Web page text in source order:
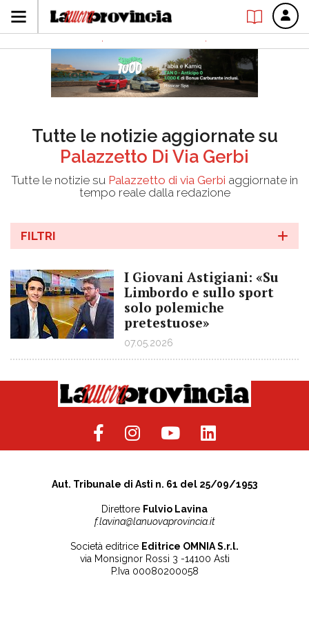
Tutte le notizie aggiornate su
Palazzetto Di Via Gerbi
Tutte le notizie su Palazzetto di via Gerbi aggiornate in
tempo reale dalla redazione
FILTRI
I Giovani Astigiani: «Su
Limbordo e sullo sport
solo polemiche
pretestuose»
07.05.2026
Aut. Tribunale di Asti n. 61 del 25/09/1953
Direttore Fulvio Lavina
f.lavina@lanuovaprovincia.it
Società editrice Editrice OMNIA S.r.l.
via Monsignor Rossi 3 -14100 Asti
P.Iva 00080200058